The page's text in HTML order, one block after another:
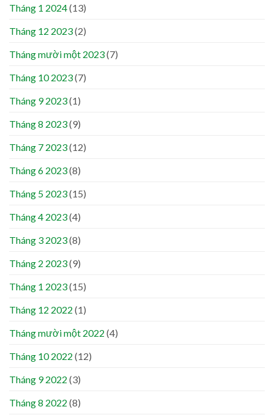
Tháng 1 2024(13)
Tháng 12 2023(2)
Tháng mười một 2023(7)
Tháng 10 2023(7)
Tháng 9 2023(1)
Tháng 8 2023(9)
Tháng 7 2023(12)
Tháng 6 2023(8)
Tháng 5 2023(15)
Tháng 4 2023(4)
Tháng 3 2023(8)
Tháng 2 2023(9)
Tháng 1 2023(15)
Tháng 12 2022 (1)
Tháng mười một 2022 (4)
Tháng 10 2022 (12)
Tháng 9 2022 (3)
Tháng 8 2022 (8)